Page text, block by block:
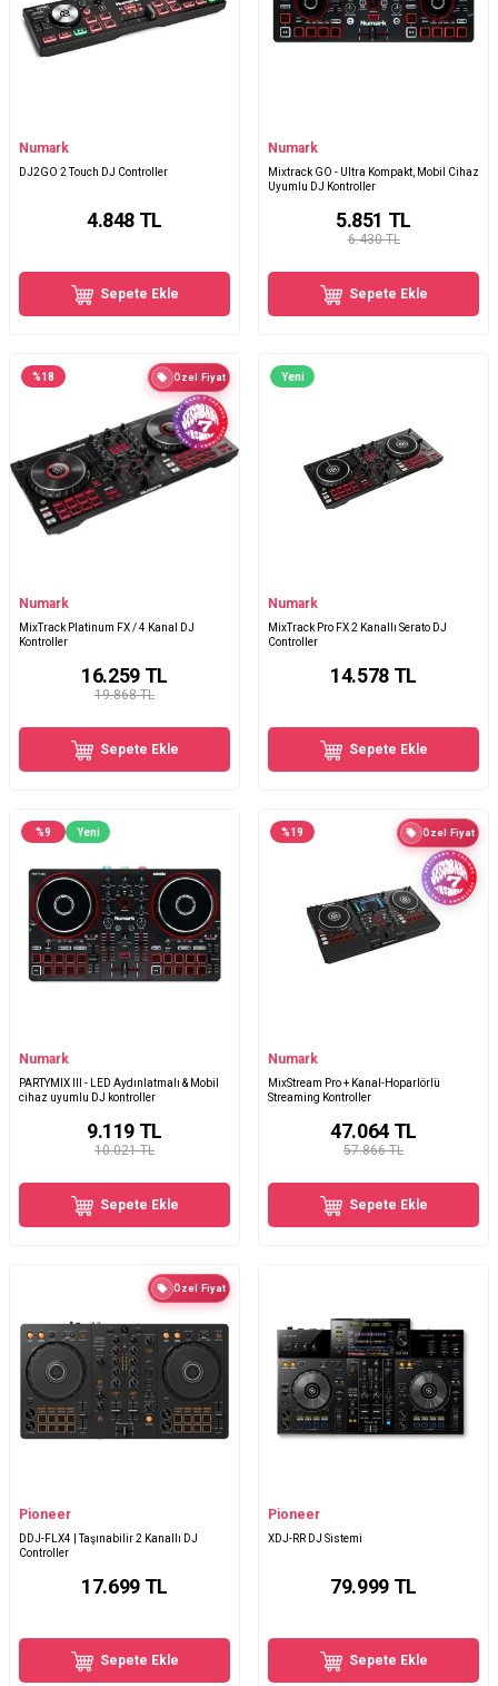
Numark
DJ2GO 2 Touch DJ Controller
4.848 TL
Sepete Ekle
Numark
Mixtrack GO - Ultra Kompakt, Mobil Cihaz
Uyumlu DJ Kontroller
6.430 TL
5.851 TL
Sepete Ekle
%18 Özel Fiyat
Numark
MixTrack Platinum FX / 4 Kanal DJ
Kontroller
19.868 TL
16.259TL
Sepete Ekle
Yeni
Numark
MixTrack Pro FX 2 Kanallı Serato DJ
Controller
14.578TL
Sepete Ekle
%9 Yeni
Numark
PARTYMIX III - LED Aydınlatmalı & Mobil
cihaz uyumlu DJ kontroller
10.021 TL
9.119 TL
Sepete Ekle
%19 Özel Fiyat
Numark
MixStream Pro + Kanal-Hoparlörlü
Streaming Kontroller
57.866 TL
47.064TL
Sepete Ekle
Özel Fiyat
Pioneer
DDJ-FLX4 | Taşınabilir 2 Kanallı DJ
Controller
17.699TL
Sepete Ekle
Pioneer
XDJ-RR DJ Sistemi
79.999TL
Sepete Ekle